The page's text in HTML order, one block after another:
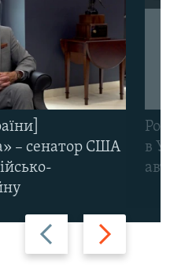
Назад Вперед
– сенатор США
в